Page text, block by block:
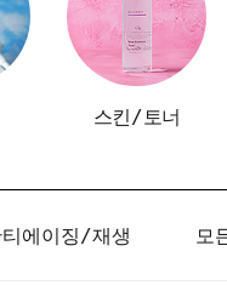
스킨/토너
티에이징/재생 모